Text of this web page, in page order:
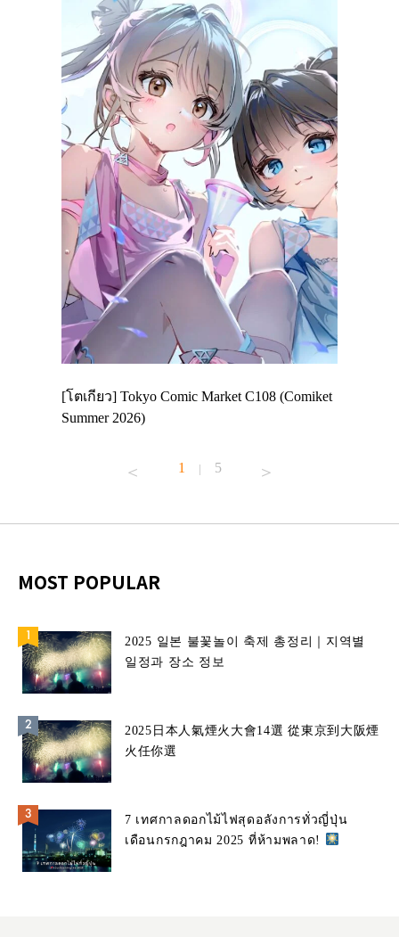
[โตเกียว] Tokyo Comic Market C108 (Comiket
Summer 2026)
1 | 5
MOST POPULAR
2025 일본 불꽃놀이 축제 총정리｜지역별
일정과 장소 정보
2025日本人氣煙火大會14選 從東京到大阪煙
火任你選
7 เทศกาลดอกไม้ไฟสุดอลังการทั่วญี่ปุ่น
เดือนกรกฎาคม 2025 ที่ห้ามพลาด!